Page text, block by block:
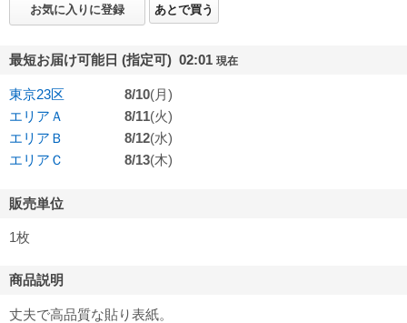
お気に入りに登録 あとで買う
最短お届け可能日 (指定可) 02:01 現在
東京23区 8/10(月)
エリアＡ
8/11(火)
エリアＢ
8/12(水)
エリアＣ
8/13(木)
販売単位
1枚
商品説明
丈夫で高品質な貼り表紙。